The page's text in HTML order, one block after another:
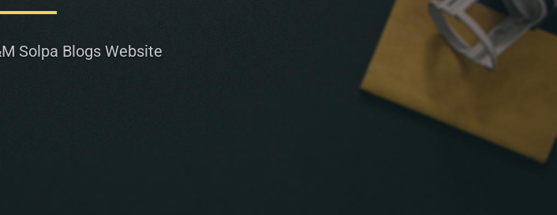
Solpa Blogs Website